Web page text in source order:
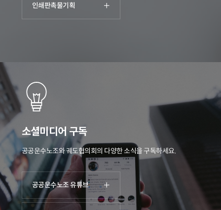
인쇄판촉물기획
소셜미디어 구독
공공운수노조와 궤도협의회의 다양한 소식을 구독하세요.
공공운수노조 유튜브